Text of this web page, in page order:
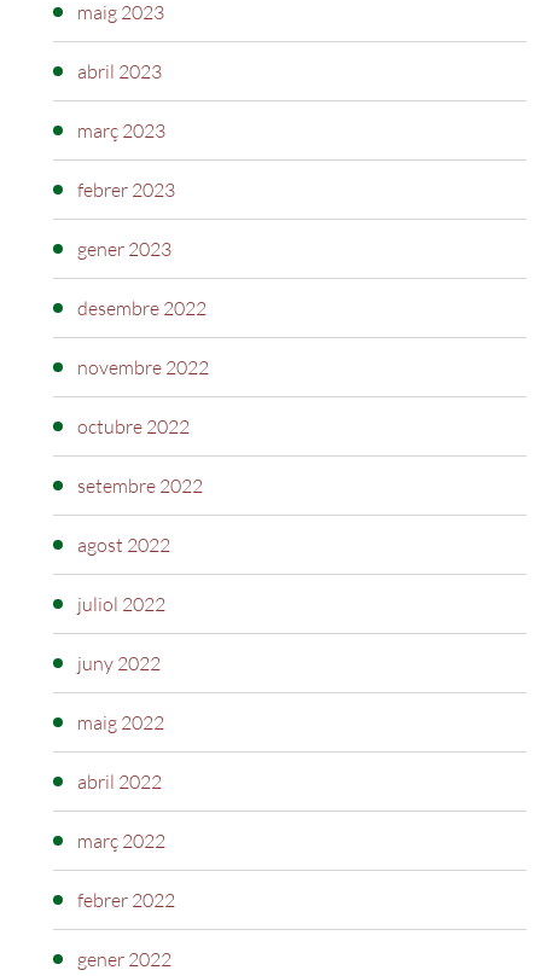
maig 2023
abril 2023
març 2023
febrer 2023
gener 2023
desembre 2022
novembre 2022
octubre 2022
setembre 2022
agost 2022
juliol 2022
juny 2022
maig 2022
abril 2022
març 2022
febrer 2022
gener 2022